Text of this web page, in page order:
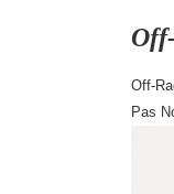
Off-
Pas